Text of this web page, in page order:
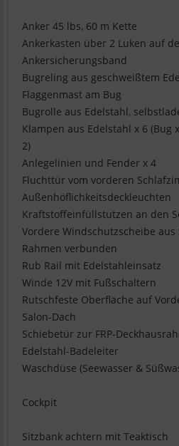
Anker 45 lbs, 60 m Kette
Ankerkasten über 2 Luken auf
Ankersicherungsband
Bugreling aus geschweißtem
Flaggenmast am Bug
Bugrolle aus Edelstahl,
Klampen aus Edelstahl x 6 (Bug
2)
Anlegelinien und Fender x 4
Fluchttür vom vorderen
Außenhöflichkeitsdeckleuchten
Kraftstoffeinfüllstutzen an den
Vordere Windschutzscheibe aus
Rahmen verbunden
Rub Rail mit Edelstahleinsatz
Winde 12V mit Fußschaltern
Rutschfeste Oberfläche auf
Salon-Dach
Schiebetür zur FRP-
Edelstahl-Badeleiter
Waschdüse (Seewasser &
Cockpit
Sitzbank achtern mit Teaktisch